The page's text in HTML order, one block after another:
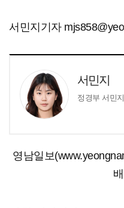
서민지기자
서민지
정경부 서민
영남일보